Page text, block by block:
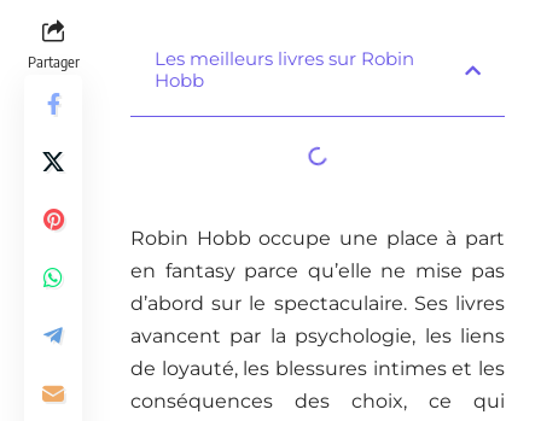
Partager
Les meilleurs livres sur Robin
Hobb
Robin Hobb occupe une place à part
en fantasy parce qu’elle ne mise pas
d’abord sur le spectaculaire. Ses livres
avancent par la psychologie, les liens
de loyauté, les blessures intimes et les
conséquences des choix, ce qui